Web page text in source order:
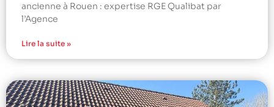
ancienne à Rouen : expertise RGE Qualibat par
l’Agence
Lire la suite »